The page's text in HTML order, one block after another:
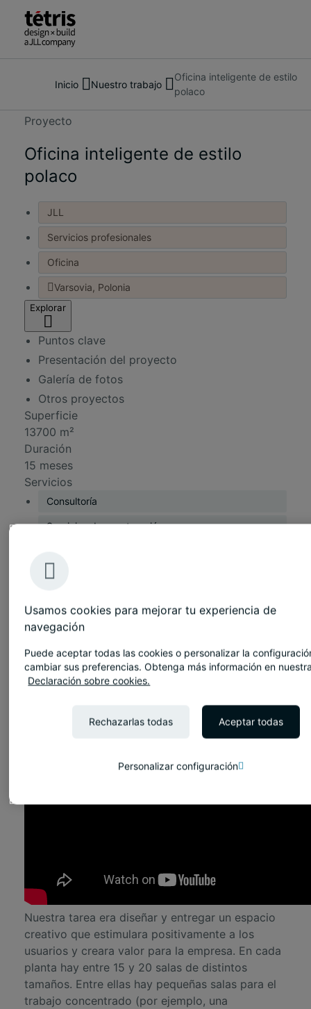
Sobre nosotros
Nuestros proyectos
Contáctanos
Inicio Nuestro trabajo
Oficina inteligente de estilo
polaco
Buscar
lugares,
y
Proyecto
Oficina inteligente de estilo
polaco
JLL
Servicios profesionales
Oficina
Varsovia, Polonia
Explorar
Puntos clave
Presentación del proyecto
Galería de fotos
Otros proyectos
Superficie
13700 m²
Duración
15 meses
Servicios
Consultoría
Servicios de construcción
El acondicionamiento de la nueva oficina de JLL
en Varsovia se ha llevado a cabo según el
modelo completo de Diseño+Construcción.
La oficina está situada en la torre del edificio
Warsaw Spire. La responsable del diseño interior
es Danuta Barańska, directora creativa de Tétris.
Nuestra tarea era diseñar y entregar un espacio
creativo que estimulara positivamente a los
usuarios y creara valor para la empresa. En cada
planta hay entre 15 y 20 salas de distintos
tamaños. Entre ellas hay pequeñas salas para el
trabajo concentrado (por ejemplo, una
Usamos cookies para mejorar tu experiencia de
navegación
Puede aceptar todas las cookies o personalizar la
cambiar sus preferencias. Obtenga más información en
Declaración sobre cookies.
Rechazarlas todas Aceptar todas
Personalizar configuración